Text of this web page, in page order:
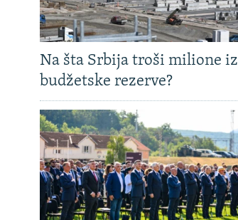
NASTANAK I RASPAD JUGOSLAVIJE
Na šta Srbija troši milione iz
budžetske rezerve?